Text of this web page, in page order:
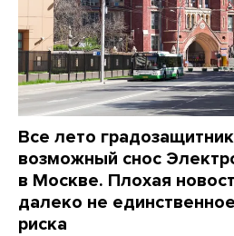
Все лето
возможный снос
в Москве. Плохая
далеко не
риска